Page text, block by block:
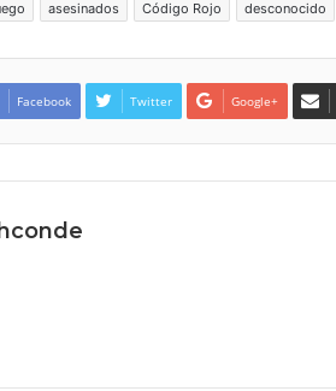
asesinados Código Rojo desconocido
Facebook Twitter Google+